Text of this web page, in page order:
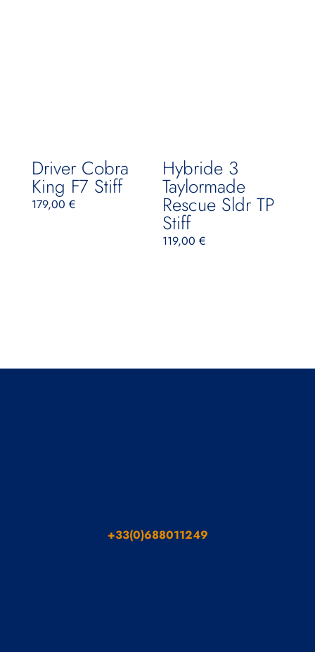
Driver Cobra
King F7 Stiff
179,00 €
Hybride 3
Taylormade
Rescue Sldr TP
Stiff
119,00€
+33(0)688011249